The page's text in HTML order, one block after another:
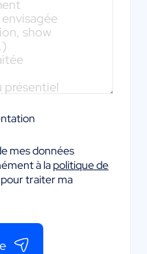
mes données
à lapolitique de
traiter ma